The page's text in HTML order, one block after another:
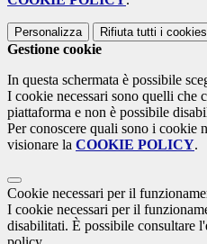
Personalizza Rifiuta tutti i cookies
Gestione cookie
In questa schermata è possibile
I cookie necessari sono quelli che
piattaforma e non è possibile
Per conoscere quali sono i cookie
visionare la COOKIE POLICY.
Cookie necessari per il
I cookie necessari per il
disabilitati. È possibile consultare